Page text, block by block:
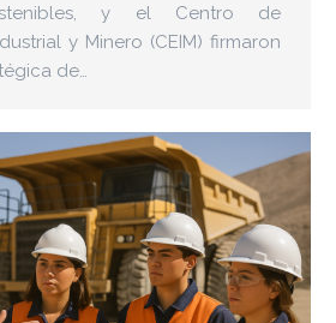
y el Centro de
y Minero (CEIM) firmaron
de…